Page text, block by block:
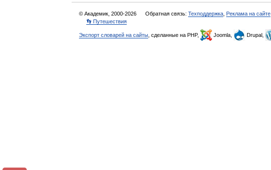
© Академик, 2000-2026 Обратная связь: Техподдержка Реклама на сайте
👣 Путешествия
Экспорт словарей на сайты , сделанные на PHP, Joomla, Drupal,